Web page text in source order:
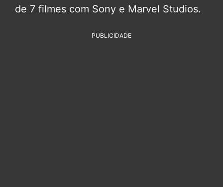
de 7 filmes com Sony e Marvel Studios.
PUBLICIDADE